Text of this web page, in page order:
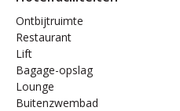
Ontbijtruimte
Restaurant
Lift
Bagage-opslag
Lounge
Buitenzwembad